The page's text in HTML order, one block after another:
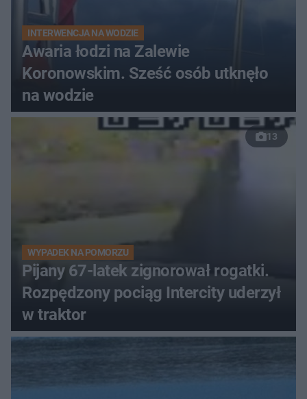
INTERWENCJA NA WODZIE
Awaria łodzi na Zalewie
Koronowskim. Sześć osób utknęło
na wodzie
13
WYPADEK NA POMORZU
Pijany 67-latek zignorował rogatki.
Rozpędzony pociąg Intercity uderzył
w traktor